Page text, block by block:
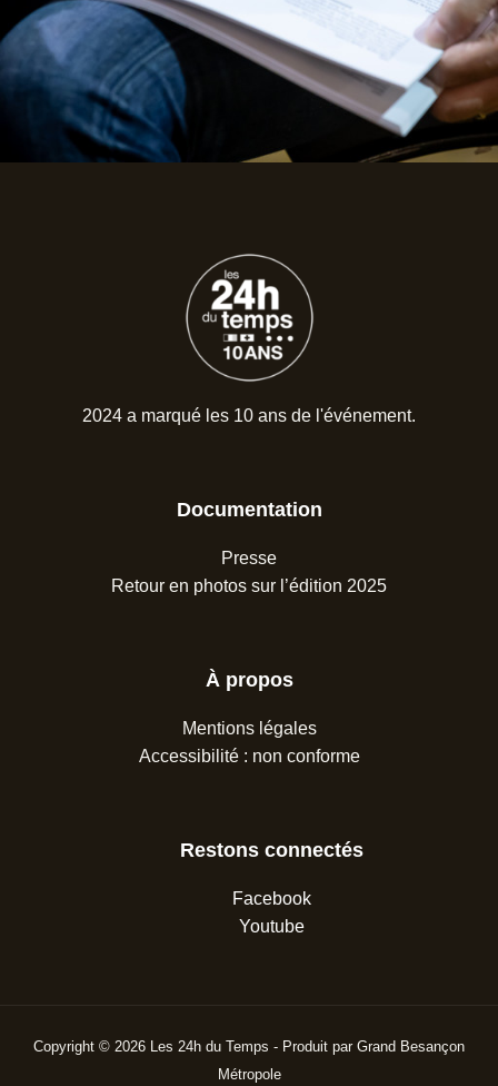
2024 a marqué les 10 ans de l'événement.
Documentation
Presse
Retour en photos sur l’édition 2025
À propos
Mentions légales
Accessibilité : non conforme
Restons connectés
Facebook
Youtube
Copyright © 2026 Les 24h du Temps - Produit par Grand Besançon
Métropole